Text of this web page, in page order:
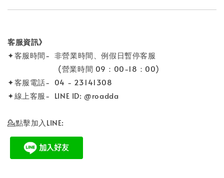
客服資訊》
✦客服時間- 非營業時間、例假日暫停客服
(營業時間 09：00-18：00)
✦客服電話- 04 - 23141308
✦線上客服- LINE ID: @roadda
💁點擊加入LINE: